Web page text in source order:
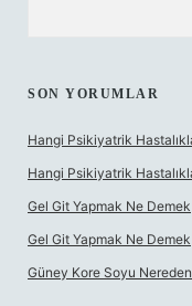
SON YORUMLAR
Hangi Psikiyatrik
Hangi Psikiyatrik
Gel Git Yapmak Ne Demek
Gel Git Yapmak Ne Demek
Güney Kore Soyu